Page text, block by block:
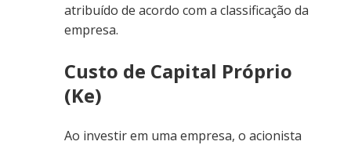
atribuído de acordo com a classificação da
empresa.
Custo de Capital Próprio
(Ke)
Ao investir em uma empresa, o acionista